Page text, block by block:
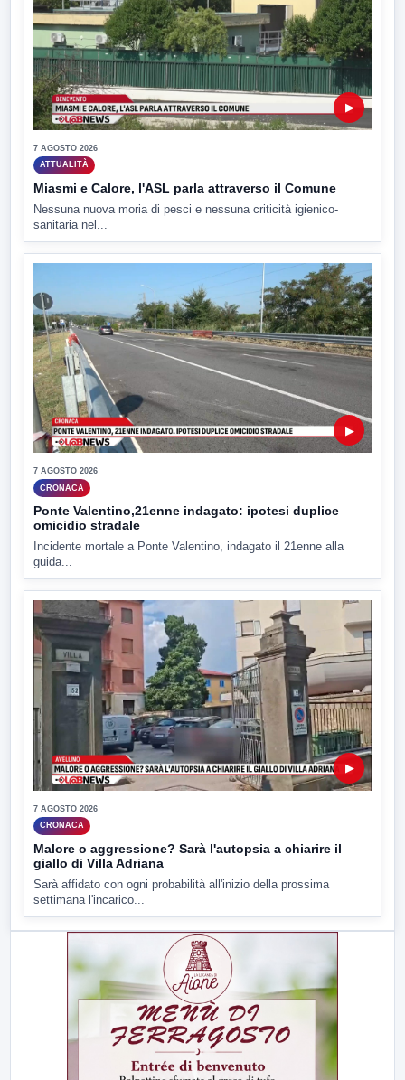
▶
7 AGOSTO 2026
ATTUALITÀ
Miasmi e Calore, l'ASL parla attraverso il Comune
Nessuna nuova moria di pesci e nessuna criticità igienico-
sanitaria nel...
▶
7 AGOSTO 2026
CRONACA
Ponte Valentino,21enne indagato: ipotesi duplice
omicidio stradale
Incidente mortale a Ponte Valentino, indagato il 21enne alla
guida...
▶
7 AGOSTO 2026
CRONACA
Malore o aggressione? Sarà l'autopsia a chiarire il
giallo di Villa Adriana
Sarà affidato con ogni probabilità all'inizio della prossima
settimana l'incarico...